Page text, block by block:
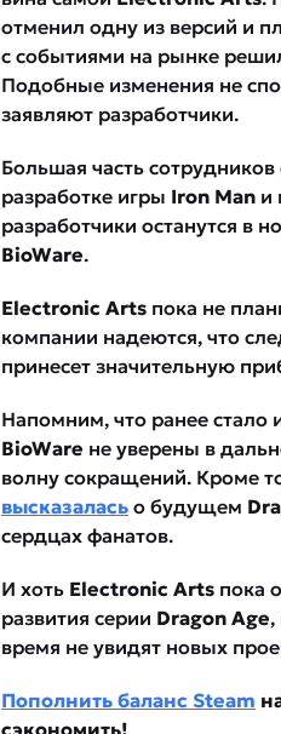
отменил одну из версий и
с событиями на рынке
Подобные изменения не
заявляют разработчики.
Большая часть
разработке игры Iron Man и
разработчики останутся в
BioWare.
Electronic Arts пока не
компании надеются, что
принесет значительную
Напомним, что ранее стало
BioWare не уверены в
волну сокращений. Кроме
высказалась о будущем
сердцах фанатов.
И хоть Electronic Arts пока
развития серии Dragon Age,
время не увидят новых
Пополнить баланс Steam
сэкономить!